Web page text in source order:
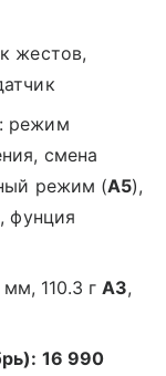
жестов,
режим
смена
режим (A5),
фунция
мм, 110.3 гA3,
16 990